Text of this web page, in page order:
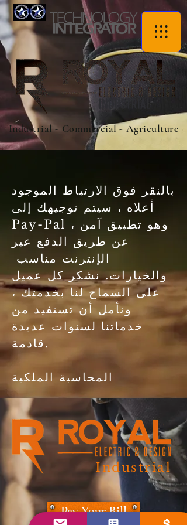
Industrial - Commercial - Agriculture
بالنقر فوق الارتباط الموجود
أعلاه ، سيتم توجيهك إلى
Pay-Pal ، وهو تطبيق آمن
عن طريق الدفع عبر
الإنترنت مناسب
والخيارات. نشكر كل عميل
على السماح لنا بخدمتك ،
ونأمل أن تستفيد من
خدماتنا لسنوات عديدة
قادمة.
المحاسبة الملكية
Industrial
Pay Your Bill